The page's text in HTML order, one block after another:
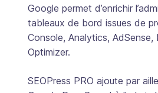
Google permet d’enrichir
tableaux de bord issues de
Console, Analytics,
Optimizer.
SEOPress PRO ajoute par